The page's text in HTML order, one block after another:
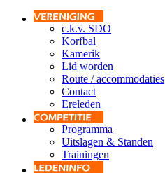
c.k.v. SDO
Korfbal
Kamerik
Lid worden
Route / accommodaties
Contact
Ereleden
Programma
Uitslagen & Standen
Trainingen